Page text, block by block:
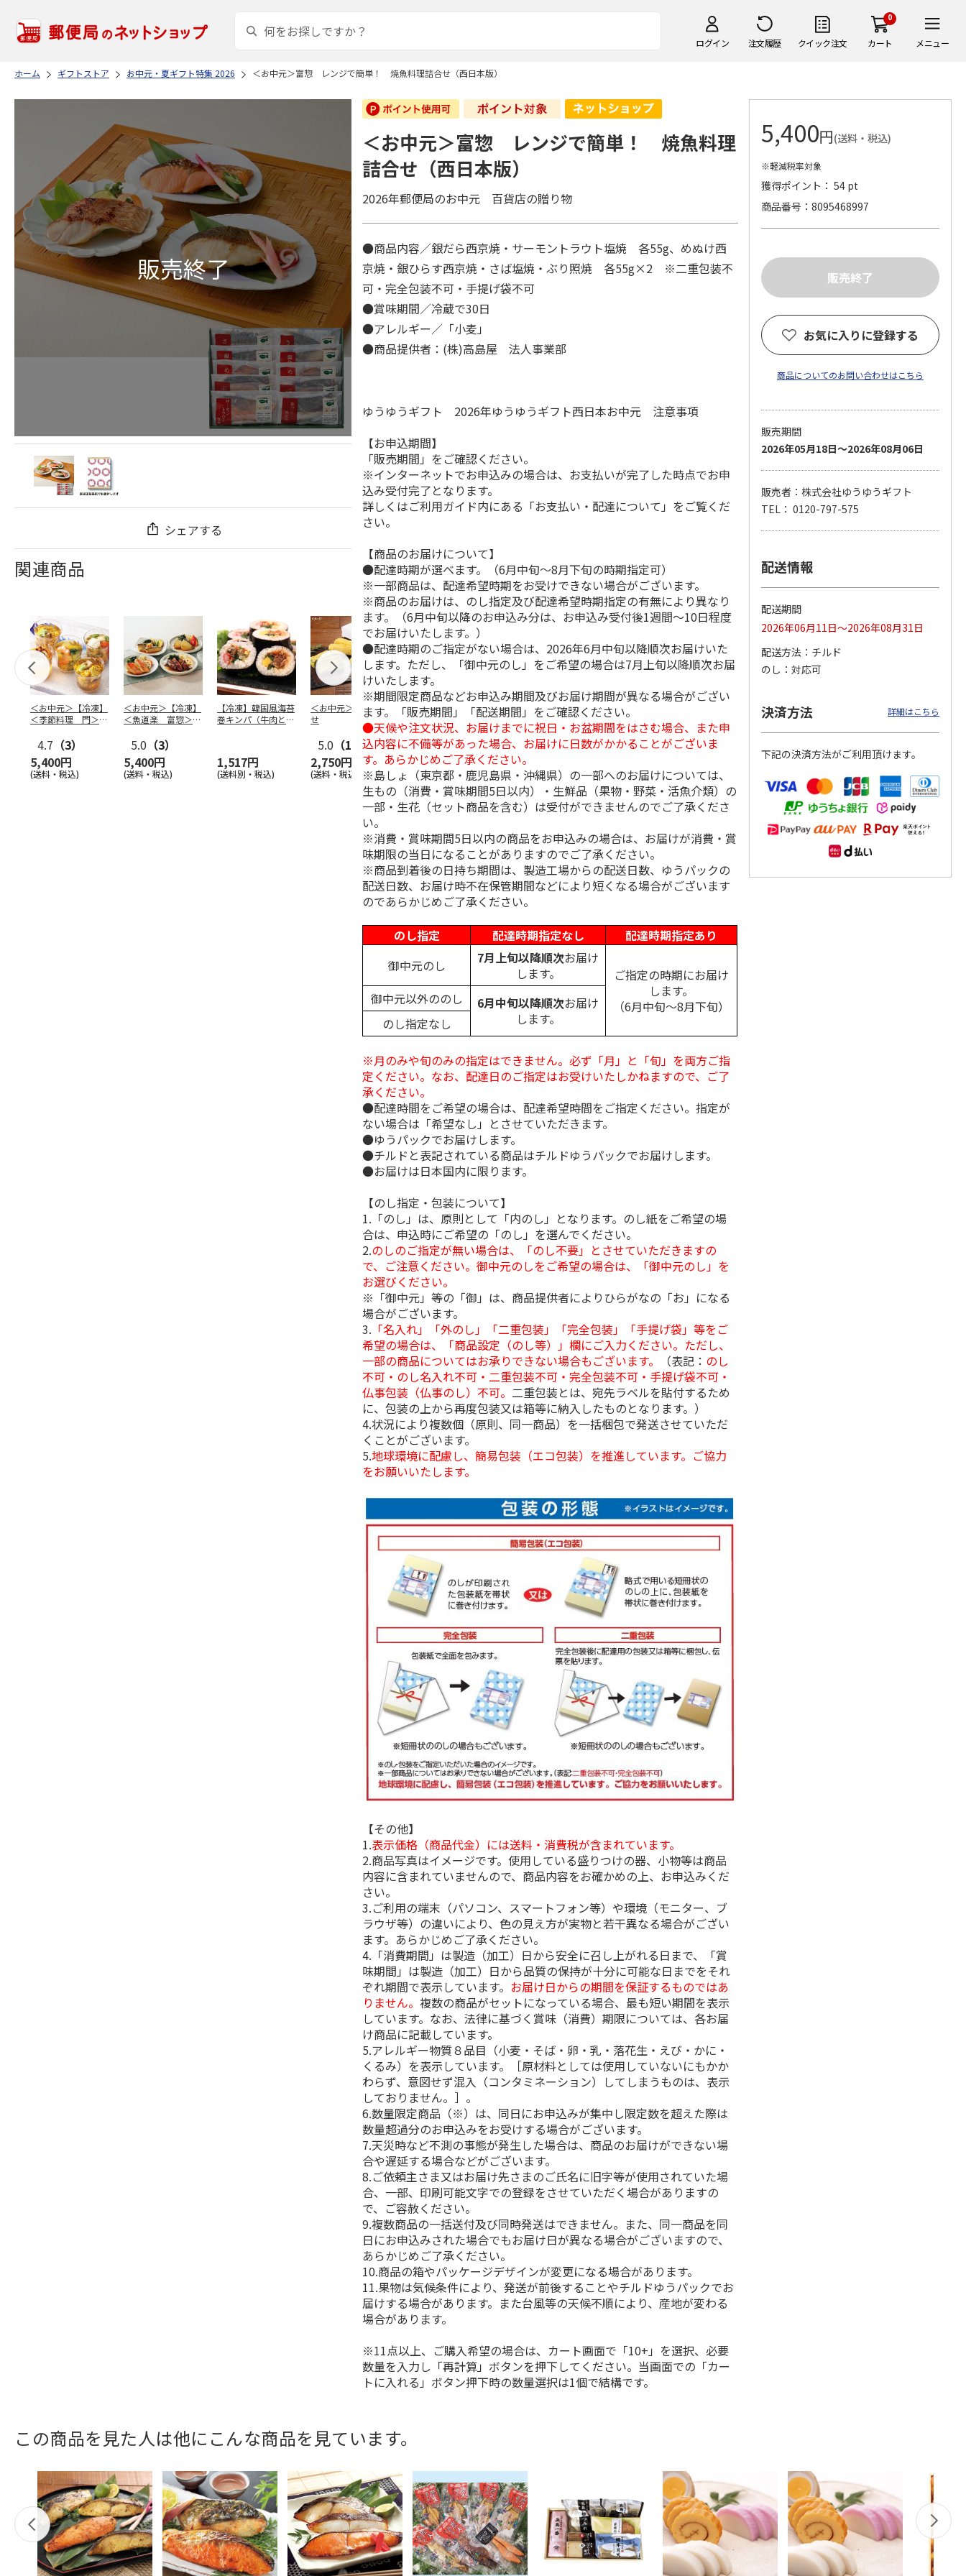
ログイン 注文履歴 クイック注文
0
カート メニュー
ホーム ギフトストア お中元・夏ギフト特集 2026 ＜お中元＞富惣 レンジで簡単！ 焼魚料理詰合せ（西日本版）
シェアする
関連商品
＜お中元＞【冷凍】
＜季節料理 門＞京
4.7 （3）
5,400円
(送料・税込)
＜お中元＞【冷凍】
＜魚道楽 富惣＞レ
煮魚…
5.0 （3）
5,400円
(送料・税込)
【冷凍】韓国風海苔
巻キンパ（牛肉と野
1,517円
(送料別・税込)
＜お中元＞３種詰合
せ
5.0 （1）
2,750円
(送料・税込)
柿安本店 極松阪牛
しぐれ煮詰合せ
EM29
4,012円
(送料・税込)
【冷凍】大阪お好み
焼き人気店の味比べ
セット
4,300円
(送料・税込)
＜お中元＞【冷凍】
＜おこわ米八×人形
町今半＞黒毛和牛の
すき…
5.0（1）
(送料・税込)
＜お中元＞信州地粉
５個）
5.0（1）
(送料・税込)
＜博多一番どり＞や
きとりセブン７種詰
合せ
4,320円
＜お中元＞＜日本の
極み＞鯖缶セット
4,650円
(送料・税込)
＜お中元＞富惣 レンジで簡単！ 焼魚料理
詰合せ（西日本版）
2026年郵便局のお中元 百貨店の贈り物
●商品内容／銀だら西京焼・サーモントラウト塩焼 各55g、めぬけ西
京焼・銀ひらす西京焼・さば塩焼・ぶり照焼 各55g×2 ※二重包装不
可・完全包装不可・手提げ袋不可
●賞味期間／冷蔵で30日
●アレルギー／「小麦」
●商品提供者：(株)高島屋 法人事業部
ゆうゆうギフト 2026年ゆうゆうギフト西日本お中元 注意事項
【お申込期間】
「販売期間」をご確認ください。
※インターネットでお申込みの場合は、お支払いが完了した時点でお申
込み受付完了となります。
詳しくはご利用ガイド内にある「お支払い・配達について」をご覧くだ
さい。
【商品のお届けについて】
●配達時期が選べます。（6月中旬～8月下旬の時期指定可）
※一部商品は、配達希望時期をお受けできない場合がございます。
※商品のお届けは、のし指定及び配達希望時期指定の有無により異なり
ます。（6月中旬以降のお申込み分は、お申込み受付後1週間～10日程度
でお届けいたします。）
●配達時期のご指定がない場合は、2026年6月中旬以降順次お届けいた
します。ただし、「御中元のし」をご希望の場合は7月上旬以降順次お届
けいたします。
※期間限定商品などお申込み期間及びお届け期間が異なる場合がござい
ます。「販売期間」「配送期間」をご確認ください。
●天候や注文状況、お届けまでに祝日・お盆期間をはさむ場合、また申
込内容に不備等があった場合、お届けに日数がかかることがございま
す。あらかじめご了承ください。
※島しょ（東京都・鹿児島県・沖縄県）の一部へのお届けについては、
生もの（消費・賞味期間5日以内）・生鮮品（果物・野菜・活魚介類）の
一部・生花（セット商品を含む）は受付ができませんのでご了承くださ
い。
※消費・賞味期間5日以内の商品をお申込みの場合は、お届けが消費・賞
味期限の当日になることがありますのでご了承ください。
※商品到着後の日持ち期間は、製造工場からの配送日数、ゆうパックの
配送日数、お届け時不在保管期間などにより短くなる場合がございます
のであらかじめご了承ください。
のし指定
配達時期指定なし
配達時期指定あり
御中元のし
7月上旬以降順次お届け
します。
ご指定の時期にお届け
します。
（6月中旬～8月下旬）
御中元以外ののし 6月中旬以降順次お届け
します。
のし指定なし
※月のみや旬のみの指定はできません。必ず「月」と「旬」を両方ご指
定ください。なお、配達日のご指定はお受けいたしかねますので、ご了
承ください。
●配達時間をご希望の場合は、配達希望時間をご指定ください。指定が
ない場合は「希望なし」とさせていただきます。
●ゆうパックでお届けします。
●チルドと表記されている商品はチルドゆうパックでお届けします。
●お届けは日本国内に限ります。
【のし指定・包装について】
1.「のし」は、原則として「内のし」となります。のし紙をご希望の場
合は、申込時にご希望の「のし」を選んでください。
2.のしのご指定が無い場合は、「のし不要」とさせていただきますの
で、ご注意ください。御中元のしをご希望の場合は、「御中元のし」を
お選びください。
※「御中元」等の「御」は、商品提供者によりひらがなの「お」になる
場合がございます。
3. 「名入れ」「外のし」「二重包装」「完全包装」「手提げ袋」等をご
希望の場合は、「商品設定（のし等）」欄にご入力ください。ただし、
一部の商品についてはお承りできない場合もございます。
（表記： のし
不可・のし名入れ不可・二重包装不可・完全包装不可・手提げ袋不可・
仏事包装（仏事のし）不可。 二重包装とは、宛先ラベルを貼付するため
に、包装の上から再度包装又は箱等に納入したものとなります。）
4.状況により複数個（原則、同一商品）を一括梱包で発送させていただ
くことがございます。
5.地球環境に配慮し、簡易包装（エコ包装）を推進しています。ご協力
をお願いいたします。
【その他】
1.表示価格（商品代金）には送料・消費税が含まれています。
2.商品写真はイメージです。使用している盛りつけの器、小物等は商品
内容に含まれていませんので、商品内容をお確かめの上、お申込みくだ
さい。
3.ご利用の端末（パソコン、スマートフォン等）や環境（モニター、ブ
ラウザ等）の違いにより、色の見え方が実物と若干異なる場合がござい
ます。あらかじめご了承ください。
4.「消費期間」は製造（加工）日から安全に召し上がれる日まで、「賞
味期間」は製造（加工）日から品質の保持が十分に可能な日までをそれ
ぞれ期間で表示しています。 お届け日からの期間を保証するものではあ
りません。複数の商品がセットになっている場合、最も短い期間を表示
しています。なお、法律に基づく賞味（消費）期限については、各お届
け商品に記載しています。
5.アレルギー物質８品目（小麦・そば・卵・乳・落花生・えび・かに・
くるみ）を表示しています。［原材料としては使用していないにもかか
わらず、意図せず混入（コンタミネーション）してしまうものは、表示
しておりません。］。
6.数量限定商品（※）は、同日にお申込みが集中し限定数を超えた際は
数量超過分のお申込みをお受けする場合がございます。
7.天災時など不測の事態が発生した場合は、商品のお届けができない場
合や遅延する場合などがございます。
8.ご依頼主さま又はお届け先さまのご氏名に旧字等が使用されていた場
合、一部、印刷可能文字での登録をさせていただく場合がありますの
で、ご容赦ください。
9.複数商品の一括送付及び同時発送はできません。また、同一商品を同
日にお申込みされた場合でもお届け日が異なる場合がございますので、
あらかじめご了承ください。
10.商品の箱やパッケージデザインが変更になる場合があります。
11.果物は気候条件により、発送が前後することやチルドゆうパックでお
届けする場合があります。また台風等の天候不順により、産地が変わる
場合があります。
※11点以上、ご購入希望の場合は、カート画面で「10+」を選択、必要
数量を入力し「再計算」ボタンを押下してください。当画面での「カー
トに入れる」ボタン押下時の数量選択は1個で結構です。
5,400円(送料・税込)
※軽減税率対象
獲得ポイント： 54 pt
商品番号
8095468997
お気に入りに登録する
商品についてのお問い合わせはこちら
販売期間
2026年05月18日～2026年08月06日
販売者：株式会社ゆうゆうギフト
TEL： 0120-797-575
配送情報
配送期間
2026年06月11日～2026年08月31日
配送方法
チルド
のし
対応可
決済方法 詳細はこちら
下記の決済方法がご利用頂けます。
この商品を見た人は他にこんな商品を見ています。